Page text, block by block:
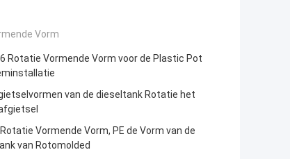
Vorm
Rotatie Vormende Vorm voor de Plastic Pot
van de dieseltank Rotatie het
Vormende Vorm, PE de Vorm van de
van Rotomolded